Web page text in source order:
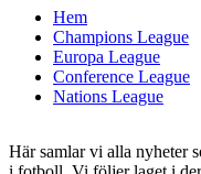
Hem
Champions League
Europa League
Conference League
Nations League
Här samlar vi alla nyheter